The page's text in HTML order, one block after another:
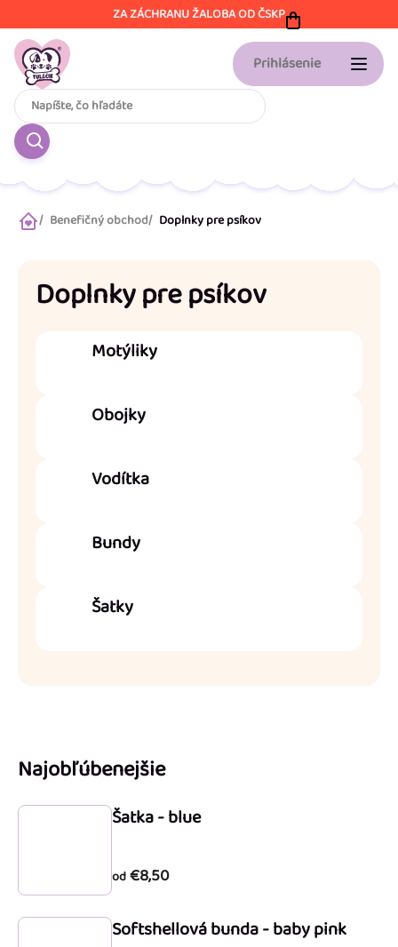
na
obsah
ZA ZÁCHRANU ŽALOBA OD ČSKP
Prihlásenie
DomovBenefičný obchod Doplnky pre psíkov
Doplnky pre psíkov
Motýliky
Obojky
Vodítka
Bundy
Šatky
Najobľúbenejšie
Šatka - blue
od€8,50
Softshellová bunda - baby pink
V
p
p
r